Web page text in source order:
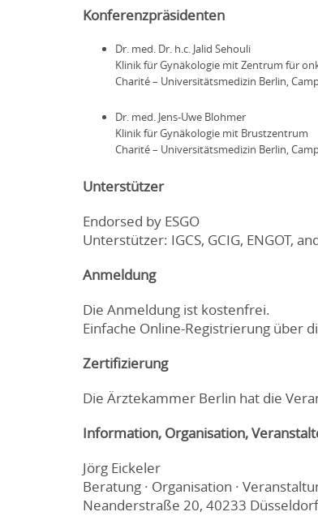
Konferenzpräsidenten
Dr. med. Dr. h.c. Jalid Sehouli
Klinik für Gynäkologie mit Zentrum für
Charité – Universitätsmedizin Berlin,
Dr. med. Jens-Uwe Blohmer
Klinik für Gynäkologie mit Brustzentrum
Charité – Universitätsmedizin Berlin,
Unterstützer
Endorsed by ESGO
Unterstützer: IGCS, GCIG, ENGOT,
Anmeldung
Die Anmeldung ist kostenfrei.
Einfache Online-Registrierung über
Zertifizierung
Die Ärztekammer Berlin hat die
Information, Organisation,
Jörg Eickeler
Beratung · Organisation ·
Neanderstraße 20, 40233